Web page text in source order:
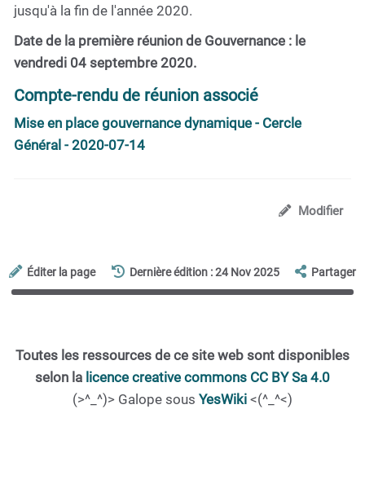
jusqu'à la fin de l'année 2020.
Date de la première réunion de Gouvernance : le
vendredi 04 septembre 2020.
Compte-rendu de réunion associé
Mise en place gouvernance dynamique - Cercle
Général - 2020-07-14
Modifier
Éditer la page Dernière édition : 24 Nov 2025 Partager
Toutes les ressources de ce site web sont disponibles
selon la licence creative commons CC BY Sa 4.0
(>^_^)> Galope sous YesWiki <(^_^<)